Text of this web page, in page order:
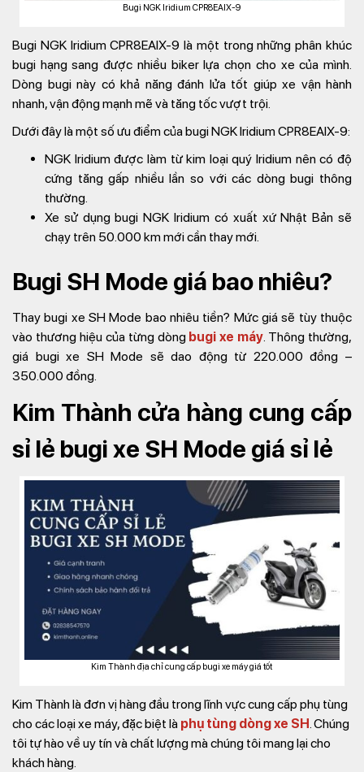
Bugi NGK Iridium CPR8EAIX-9
Bugi NGK Iridium CPR8EAIX-9 là một trong những phân khúc
bugi hạng sang được nhiều biker lựa chọn cho xe của mình.
Dòng bugi này có khả năng đánh lửa tốt giúp xe vận hành
nhanh, vận động mạnh mẽ và tăng tốc vượt trội.
Dưới đây là một số ưu điểm của bugi NGK Iridium CPR8EAIX-9:
NGK Iridium được làm từ kim loại quý Iridium nên có độ
cứng tăng gấp nhiều lần so với các dòng bugi thông
thường.
Xe sử dụng bugi NGK Iridium có xuất xứ Nhật Bản sẽ
chạy trên 50.000 km mới cần thay mới.
Bugi SH Mode giá bao nhiêu?
Thay bugi xe SH Mode bao nhiêu tiền? Mức giá sẽ tùy thuộc
vào thương hiệu của từng dòng bugi xe máy. Thông thường,
giá bugi xe SH Mode sẽ dao động từ 220.000 đồng –
350.000 đồng.
Kim Thành cửa hàng cung cấp
sỉ lẻ bugi xe SH Mode giá sỉ lẻ
Kim Thành địa chỉ cung cấp bugi xe máy giá tốt
Kim Thành là đơn vị hàng đầu trong lĩnh vực cung cấp phụ tùng
cho các loại xe máy, đặc biệt là phụ tùng dòng xe SH. Chúng
tôi tự hào về uy tín và chất lượng mà chúng tôi mang lại cho
khách hàng.